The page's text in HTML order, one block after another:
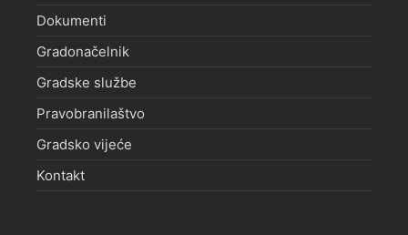
Dokumenti
Gradonačelnik
Gradske službe
Pravobranilaštvo
Gradsko vijeće
Kontakt